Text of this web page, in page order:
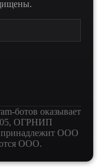
ботов оказывает
, ОГРНИП
ООО
ООО.